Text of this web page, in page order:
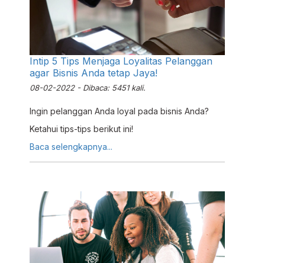
Intip 5 Tips Menjaga Loyalitas Pelanggan
agar Bisnis Anda tetap Jaya!
08-02-2022 - Dibaca: 5451 kali.
Ingin pelanggan Anda loyal pada bisnis Anda?
Ketahui tips-tips berikut ini!
Baca selengkapnya...